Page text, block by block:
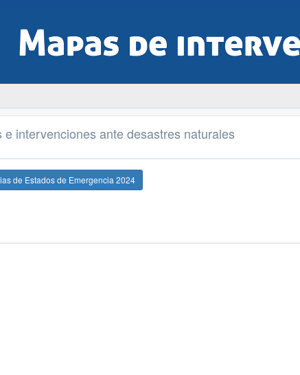
intervenciones ante desastres naturales
de Estados de Emergencia 2024